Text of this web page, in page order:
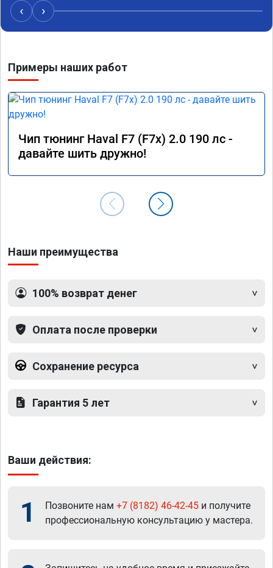
расход топлива немного уменьшился, начиная
даже на холостом ходу. Да, можно найти
дешевле услугу эту, но лучше чуть переплатить,
‹ ›
Примеры наших работ
Чип тюнинг Haval F7 (F7x) 2.0 190 лс -
давайте шить дружно!
Наши преимущества
100% возврат денег
Оплата после проверки
Сохранение ресурса
Гарантия 5 лет
Ваши действия:
1 Позвоните нам +7 (8182) 46-42-45 и получите
профессиональную консультацию у мастера.